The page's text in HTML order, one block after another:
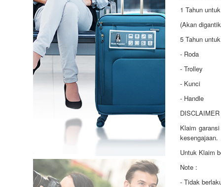
1 Tahun
(Akan
5 Tahun
- Roda
- Trolley
- Kunci
- Handle
Klaim
kesengajaan.
Untuk Klaim
Note :
- Tidak